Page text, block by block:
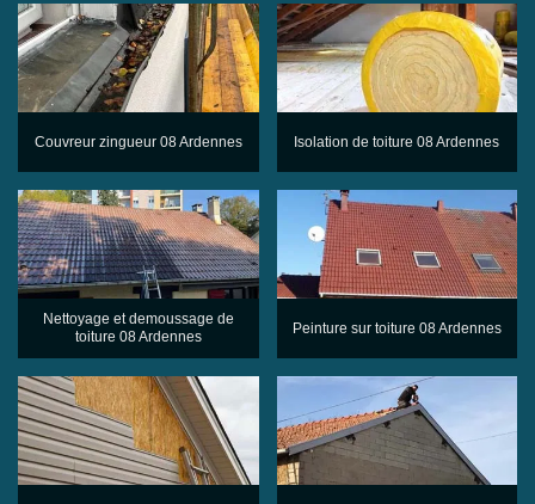
Couvreur zingueur 08 Ardennes Isolation de toiture 08 Ardennes
Nettoyage et demoussage de
toiture 08 Ardennes
Peinture sur toiture 08 Ardennes